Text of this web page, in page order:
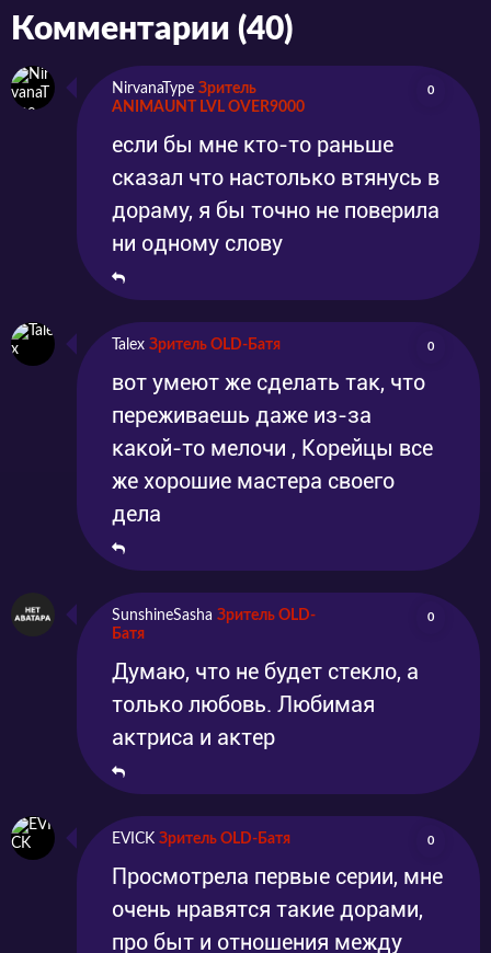
Комментарии (40)
NirvanaType Зритель
ANIMAUNT LVL OVER9000
0
если бы мне кто-то раньше
сказал что настолько втянусь в
дораму, я бы точно не поверила
ни одному слову
Talex Зритель OLD-Батя 0
вот умеют же сделать так, что
переживаешь даже из-за
какой-то мелочи , Корейцы все
же хорошие мастера своего
дела
SunshineSasha Зритель OLD-
Батя
0
Думаю, что не будет стекло, а
только любовь. Любимая
актриса и актер
EVICK Зритель OLD-Батя 0
Просмотрела первые серии, мне
очень нравятся такие дорами,
про быт и отношения между